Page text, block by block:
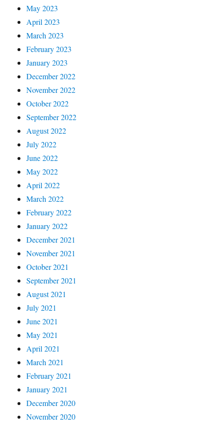
May 2023
April 2023
March 2023
February 2023
January 2023
December 2022
November 2022
October 2022
September 2022
August 2022
July 2022
June 2022
May 2022
April 2022
March 2022
February 2022
January 2022
December 2021
November 2021
October 2021
September 2021
August 2021
July 2021
June 2021
May 2021
April 2021
March 2021
February 2021
January 2021
December 2020
November 2020